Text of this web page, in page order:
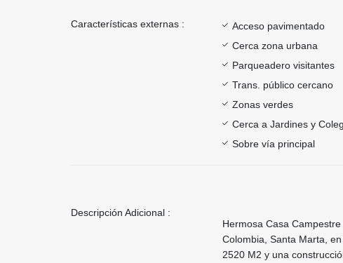
Características externas : Acceso pavimentado
Cerca zona urbana
Parqueadero visitantes
Trans. público cercano
Zonas verdes
Cerca a Jardines y
Sobre vía principal
Descripción Adicional :
Hermosa Casa
Colombia, Santa Marta,
2520 M2 y una